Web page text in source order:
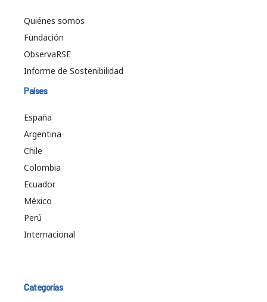
Quiénes somos
Fundación
ObservaRSE
Informe de Sostenibilidad
Países
España
Argentina
Chile
Colombia
Ecuador
México
Perú
Internacional
Categorías